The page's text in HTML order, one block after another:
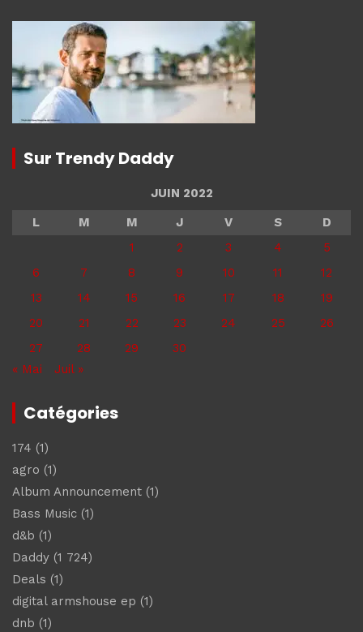
Sur Trendy Daddy
JUIN 2022
L
M M J V S
D
1
2 3 4
5
6
7 8 9 10 11
12
13
14 15 16 17 18
19
20
21 22 23 24 25
26
27
28 29
30
« Mai
Juil »
Catégories
174 (1)
agro (1)
Album Announcement (1)
Bass Music (1)
d&b (1)
Daddy (1 724)
Deals (1)
digital armshouse ep (1)
dnb (1)